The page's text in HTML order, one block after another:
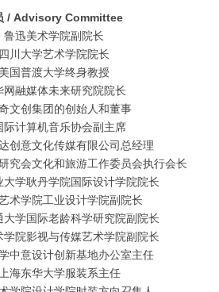
/ Advisory Committee
鲁迅美术学院副院长
川大学艺术学院院长
国普渡⼤学终⾝教授
网融媒体未来研究院院长
文创集团的创始人和董事
际计算机音乐协会副主席
创意文化传媒有限公司总经理
究会文化和旅游工作委员会执行会长
大学耿丹学院国际设计学院院长
术学院工业设计学院副院长
大学国际老龄科学研究院副院长
学院影视与传媒艺术学院副院长
中意设计创新基地办公室主任
海东华大学服装系主任